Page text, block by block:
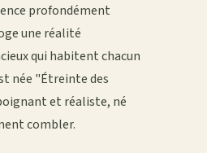
profondément
une réalité
qui habitent chacun
née "Étreinte des
et réaliste, né
combler.